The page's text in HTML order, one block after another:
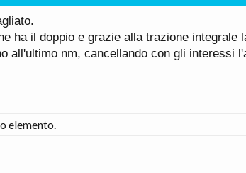
ha il doppio e grazie alla trazione integrale
all'ultimo nm, cancellando con gli interessi
elemento.